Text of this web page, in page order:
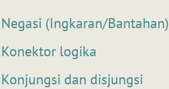
Negasi (Ingkaran/Bantahan)
Konektor logika
Konjungsi dan disjungsi